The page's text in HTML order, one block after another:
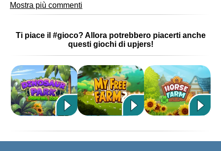
Mostra più commenti
Ti piace il #gioco? Allora potrebbero piacerti anche
questi giochi di upjers!